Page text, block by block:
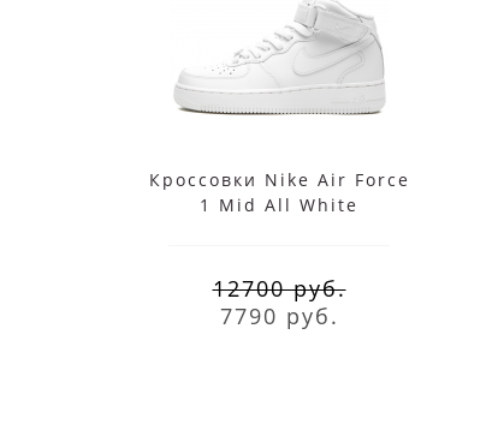
Кроссовки Nike Air Force
1 Mid All White
12700 руб.
7790 руб.